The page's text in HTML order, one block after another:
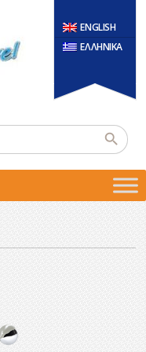
ENGLISH
ΕΛΛΗΝΙΚΑ